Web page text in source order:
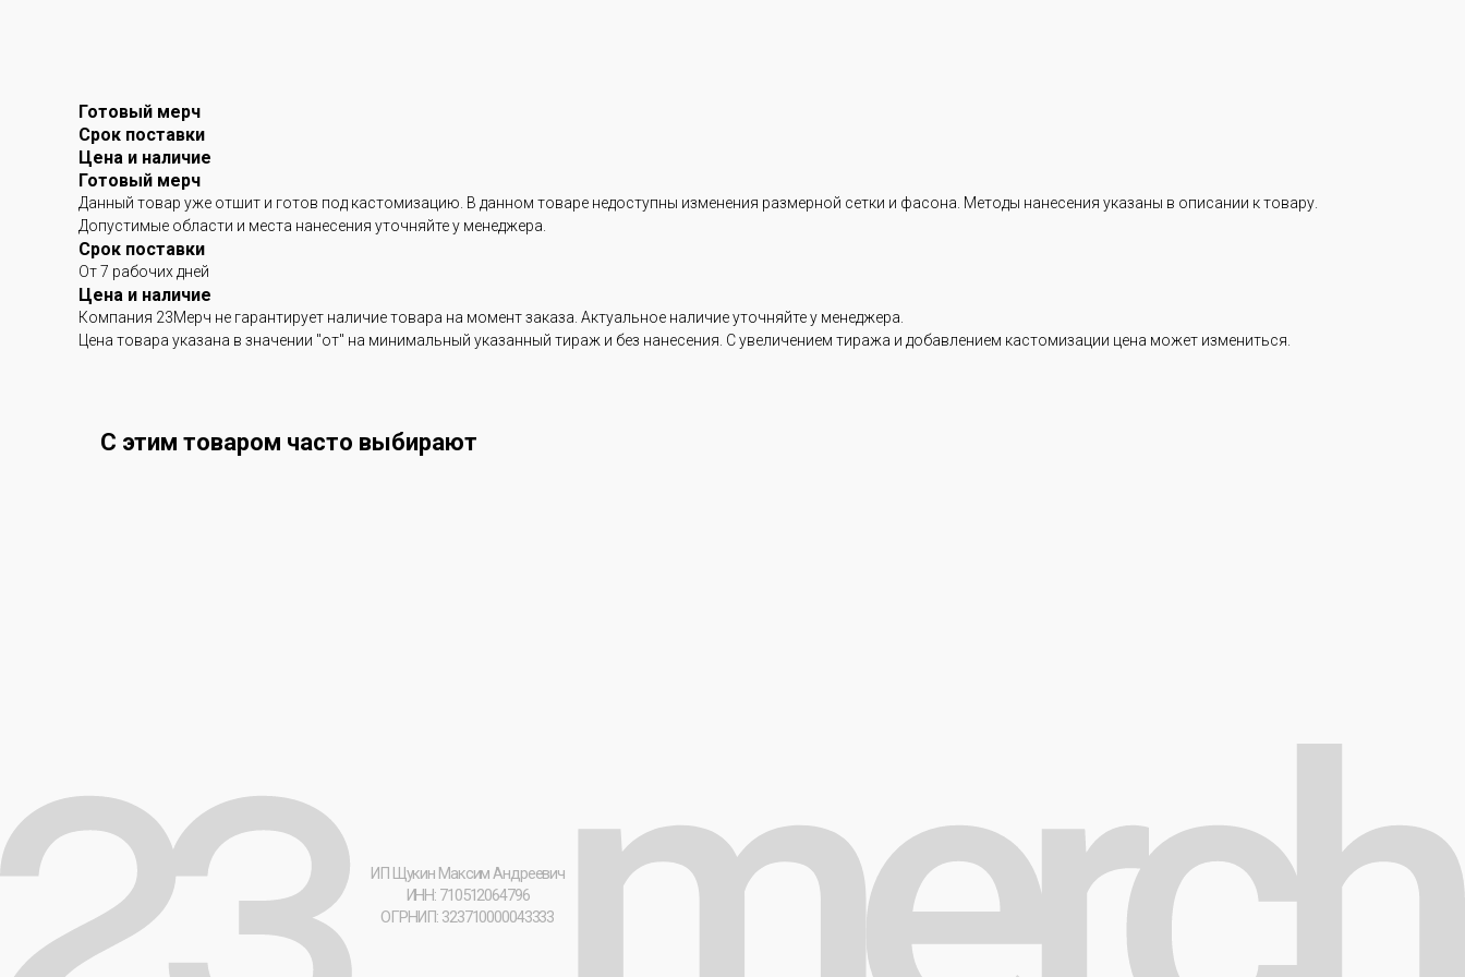
Готовый мерч
Срок поставки
Цена и наличие
Готовый мерч
Данный товар уже отшит и готов под кастомизацию. В данном товаре недоступны изменения размерной сетки и фасона. Методы нанесения указаны в описании к товару.
Допустимые области и места нанесения уточняйте у менеджера.
Срок поставки
От 7 рабочих дней
Цена и наличие
Компания 23Мерч не гарантирует наличие товара на момент заказа. Актуальное наличие уточняйте у менеджера.
Цена товара указана в значении "от" на минимальный указанный тираж и без нанесения. С увеличением тиража и добавлением кастомизации цена может измениться.
С этим товаром часто выбирают
[ 23 ] Мерч-Лаборатория © 2026 Согласие на обработку ПД Публичная Оферта